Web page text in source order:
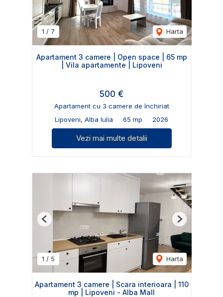
1 / 7 Harta
Apartament 3 camere | Open space | 65 mp
| Vila apartamente | Lipoveni
500 €
Apartament cu 3 camere de închiriat
Lipoveni, Alba Iulia
65 mp 2026
Vezi mai multe detalii
1 / 5 Harta
Previous Next
Apartament 3 camere | Scara interioara | 110
mp | Lipoveni - Alba Mall